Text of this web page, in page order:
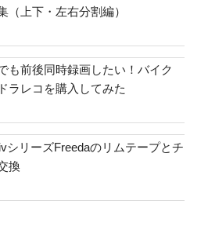
（上下・左右分割編）
も前後同時録画したい！バイク
ラレコを購入してみた
シリーズFreedaのリムテープとチ
換